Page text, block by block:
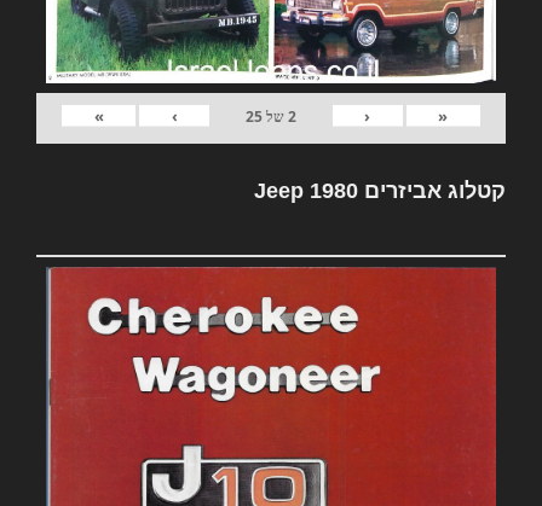
«
‹
2של25
›
»
קטלוג אביזרים Jeep 1980